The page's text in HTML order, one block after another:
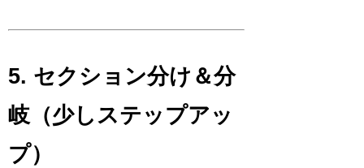
5. セクション分け＆分
岐（少しステップアッ
プ）